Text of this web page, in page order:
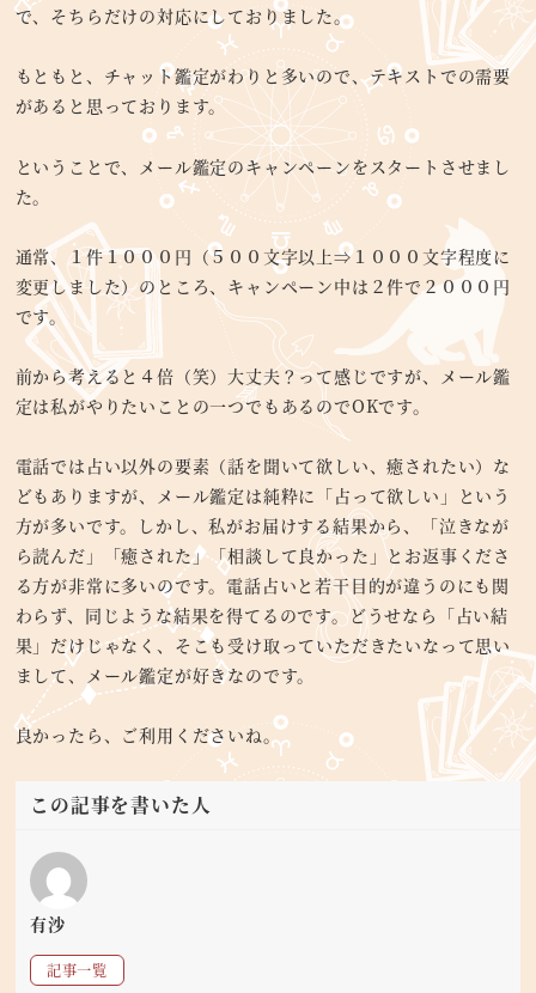
で、そちらだけの対応にしておりました。
もともと、チャット鑑定がわりと多いので、テキストでの需要
があると思っております。
ということで、メール鑑定のキャンペーンをスタートさせまし
た。
通常、１件１０００円（５００文字以上⇒１０００文字程度に
変更しました）のところ、キャンペーン中は２件で２０００円
です。
前から考えると４倍（笑）大丈夫？って感じですが、メール鑑
定は私がやりたいことの一つでもあるのでOKです。
電話では占い以外の要素（話を聞いて欲しい、癒されたい）な
どもありますが、メール鑑定は純粋に「占って欲しい」という
方が多いです。しかし、私がお届けする結果から、「泣きなが
ら読んだ」「癒された」「相談して良かった」とお返事くださ
る方が非常に多いのです。電話占いと若干目的が違うのにも関
わらず、同じような結果を得てるのです。どうせなら「占い結
果」だけじゃなく、そこも受け取っていただきたいなって思い
まして、メール鑑定が好きなのです。
良かったら、ご利用くださいね。
この記事を書いた人
有沙
記事一覧